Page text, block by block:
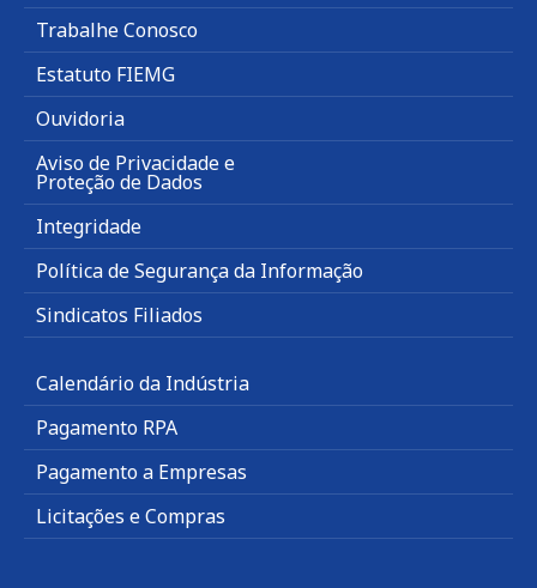
Trabalhe Conosco
Estatuto FIEMG
Ouvidoria
Aviso de Privacidade e
Proteção de Dados
Integridade
Política de Segurança da Informação
Sindicatos Filiados
Calendário da Indústria
Pagamento RPA
Pagamento a Empresas
Licitações e Compras